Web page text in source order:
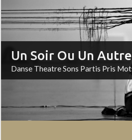
Un Soir Ou Un Autre
Danse Theatre Sons Partis Pris